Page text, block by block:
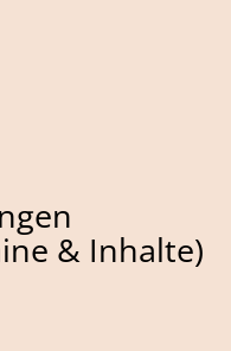
& Inhalte)